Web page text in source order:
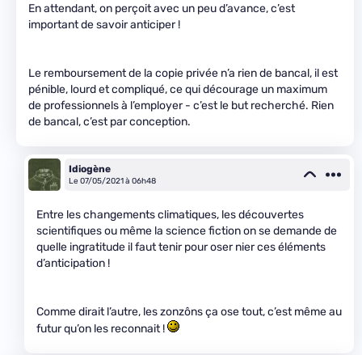
En attendant, on perçoit avec un peu d’avance, c’est
important de savoir anticiper !
Le remboursement de la copie privée n’a rien de bancal, il est
pénible, lourd et compliqué, ce qui décourage un maximum
de professionnels à l’employer - c’est le but recherché. Rien
de bancal, c’est par conception.
Idiogène
Le 07/05/2021 à 06h48
Entre les changements climatiques, les découvertes
scientifiques ou même la science fiction on se demande de
quelle ingratitude il faut tenir pour oser nier ces éléments
d’anticipation !
Comme dirait l’autre, les zonzôns ça ose tout, c’est même au
futur qu’on les reconnait !